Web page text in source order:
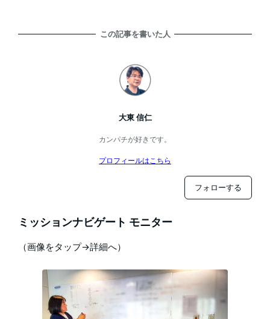
この記事を書いた人
大東 信仁
カンパチが好きです。
プロフィールはこちら
フォローする
ミッションナビゲート モニター
（画像をタップ→詳細へ）